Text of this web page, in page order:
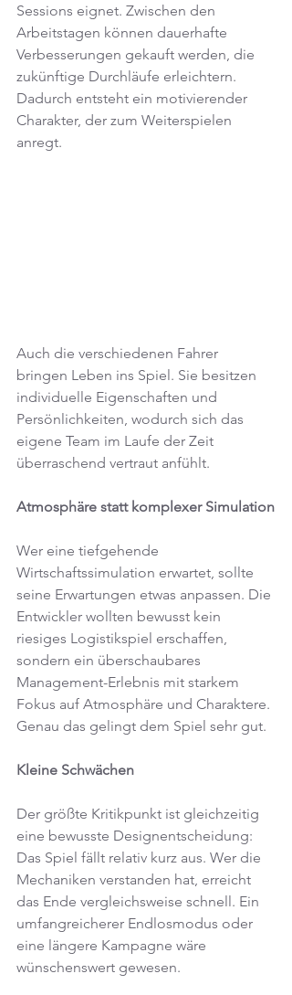
Sessions eignet. Zwischen den
Arbeitstagen können dauerhafte
Verbesserungen gekauft werden, die
zukünftige Durchläufe erleichtern.
Dadurch entsteht ein motivierender
Charakter, der zum Weiterspielen
anregt.
Auch die verschiedenen Fahrer
bringen Leben ins Spiel. Sie besitzen
individuelle Eigenschaften und
Persönlichkeiten, wodurch sich das
eigene Team im Laufe der Zeit
überraschend vertraut anfühlt.
Atmosphäre statt komplexer Simulation
Wer eine tiefgehende
Wirtschaftssimulation erwartet, sollte
seine Erwartungen etwas anpassen. Die
Entwickler wollten bewusst kein
riesiges Logistikspiel erschaffen,
sondern ein überschaubares
Management-Erlebnis mit starkem
Fokus auf Atmosphäre und Charaktere.
Genau das gelingt dem Spiel sehr gut.
Kleine Schwächen
Der größte Kritikpunkt ist gleichzeitig
eine bewusste Designentscheidung:
Das Spiel fällt relativ kurz aus. Wer die
Mechaniken verstanden hat, erreicht
das Ende vergleichsweise schnell. Ein
umfangreicherer Endlosmodus oder
eine längere Kampagne wäre
wünschenswert gewesen.